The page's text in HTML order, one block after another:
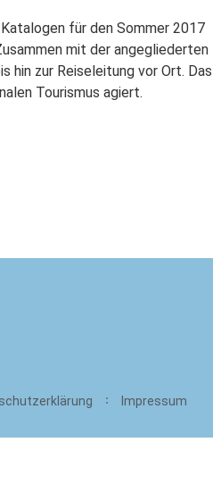
für den Sommer 2017
mit der angegliederten
hin zur Reiseleitung vor Ort. Das
Tourismus agiert.
Impressum